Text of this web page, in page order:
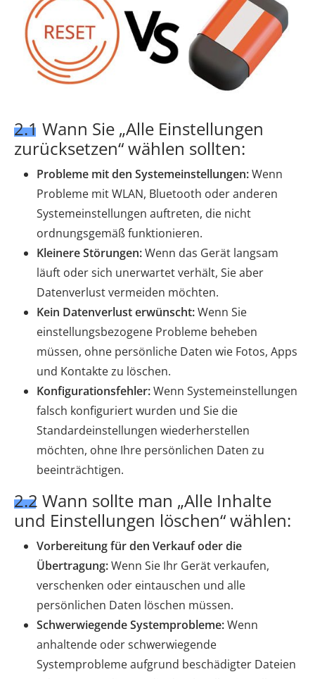
2.1 Wann Sie „Alle Einstellungen
zurücksetzen“ wählen sollten:
Probleme mit den Systemeinstellungen:Wenn
Probleme mit WLAN, Bluetooth oder anderen
Systemeinstellungen auftreten, die nicht
ordnungsgemäß funktionieren.
Kleinere Störungen:Wenn das Gerät langsam
läuft oder sich unerwartet verhält, Sie aber
Datenverlust vermeiden möchten.
Kein Datenverlust erwünscht:Wenn Sie
einstellungsbezogene Probleme beheben
müssen, ohne persönliche Daten wie Fotos, Apps
und Kontakte zu löschen.
Konfigurationsfehler:Wenn Systemeinstellungen
falsch konfiguriert wurden und Sie die
Standardeinstellungen wiederherstellen
möchten, ohne Ihre persönlichen Daten zu
beeinträchtigen.
2.2 Wann sollte man „Alle Inhalte
und Einstellungen löschen“ wählen:
Vorbereitung für den Verkauf oder die
Übertragung:Wenn Sie Ihr Gerät verkaufen,
verschenken oder eintauschen und alle
persönlichen Daten löschen müssen.
Schwerwiegende Systemprobleme:Wenn
anhaltende oder schwerwiegende
Systemprobleme aufgrund beschädigter Dateien